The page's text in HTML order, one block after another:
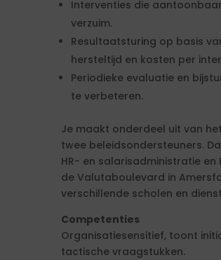
Interventies die
verzuim.
Resultaatsturing op basis
hersteltijd en kosten per
Periodieke evaluatie en
te verbeteren.
Je maakt onderdeel uit van
twee beleidsondersteuners.
HR- en salarisadministratie
de Valutaboulevard in
verschillende scholen en
Competenties
Organisatiesensitief, toont
tactische vraagstukken.